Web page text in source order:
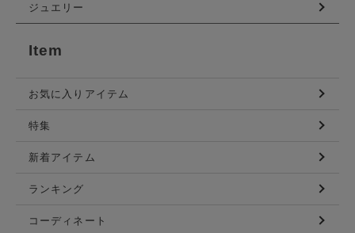
ジュエリー
Item
お気に入りアイテム
特集
新着アイテム
ランキング
コーディネート